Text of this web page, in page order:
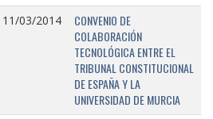
11/03/2014
CONVENIO DE
COLABORACIÓN
TECNOLÓGICA ENTRE EL
TRIBUNAL CONSTITUCIONAL
DE ESPAÑA Y LA
UNIVERSIDAD DE MURCIA